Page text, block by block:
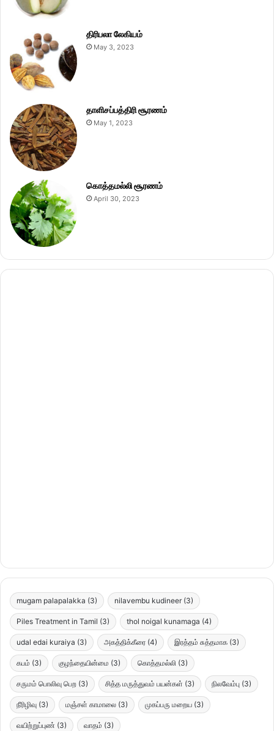
திரிபலா லேகியம்
May 3, 2023
தாளிசப்பத்திரி சூரணம்
May 1, 2023
கொத்தமல்லி சூரணம்
April 30, 2023
mugam palapalakka (3) nilavembu kudineer (3)
Piles Treatment in Tamil (3) thol noigal kunamaga (4)
udal edai kuraiya (3) அகத்திக்கீரை (4) இரத்தம் சுத்தமாக (3)
கபம் (3) குழந்தையின்மை (3) கொத்தமல்லி (3)
சருமம் பொலிவு பெற (3) சித்த மருத்துவம் பயன்கள் (3) நிலவேம்பு (3)
நீரிழிவு (3) மஞ்சள் காமாலை (3) முகப்பரு மறைய (3)
வயிற்றுப்புண் (3) வாதம் (3)